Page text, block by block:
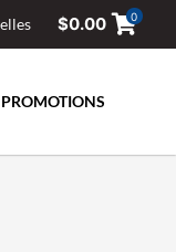
$0.00 0
PROMOTIONS